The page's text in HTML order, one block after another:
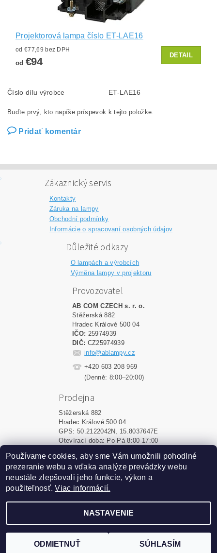
Projektorová lampa číslo ET-LAE16
od €77,69 bez DPH
od €94
DETAIL
Číslo dílu výrobce ET-LAE16
Buďte prvý, kto napíše príspevok k tejto položke.
Pridať komentár
Zákaznický servis
Kontakty
Záruka na lampy
Obchodní podmínky
Informácie o spracovaní osobných údajov
Důležité odkazy
O lampách a výrobcích
Výměna lampy v projektoru
Provozovatel
AB COM CZECH s. r. o.
Stěžerská 882
Hradec Králové 500 04
IČO: 25974939
DIČ: CZ25974939
info@ablampy.cz
+420 603 208 969
(Denně: 8:00–20:00)
Prodejna
Stěžerská 882
Hradec Králové 500 04
GPS: 50.2122042N, 15.8037647E
Otevírací doba: Po-Pá 8:00-17:00
Shoptet.sk MôjPrvýEshop.sk
Vytvoril Shoptet
Podle zákona o evidenci tržeb je prodávající povinen
vystavit kupujícímu účtenku. Zároveň je povinen zaevidovat
Používame cookies, aby sme Vám umožnili pohodlné
prezeranie webu a vďaka analýze prevádzky webu
neustále zlepšovali jeho funkcie, výkon a
použiteľnosť.Viac informácií.
NASTAVENIE
ODMIETNUŤ SÚHLASÍM